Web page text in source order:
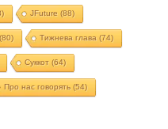
JFuture (88)
(80) Тижнева глава (74)
Суккот (64)
Про нас говорять (54)